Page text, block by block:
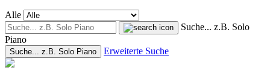
Alle
Suche... z.B. Solo
Piano
Suche... z.B. Solo Piano Erweiterte Suche